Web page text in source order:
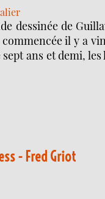
dessinée de
il y a
ans et demi, les
- Fred Griot